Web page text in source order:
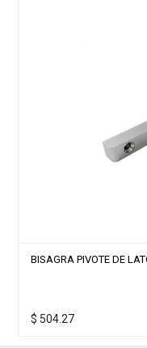
BISAGRA PIVOTE DE
$ 504.27